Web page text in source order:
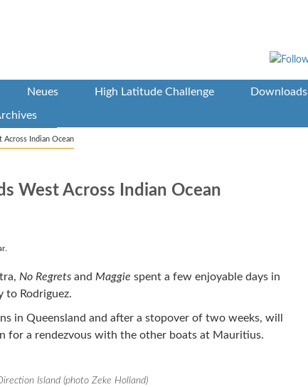
Neues High Latitude Challenge Downloads
Across Indian Ocean
West Across Indian Ocean
No Regretsand Maggie spent a few enjoyable days in
to Rodriguez.
in Queensland and after a stopover of two weeks, will
for a rendezvous with the other boats at Mauritius.
Island (photo Zeke Holland)